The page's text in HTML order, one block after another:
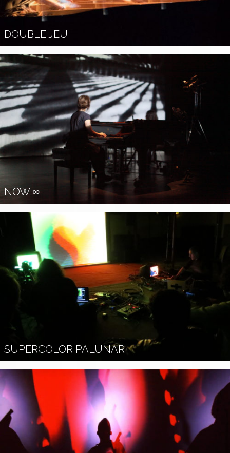
DOUBLE JEU
NOW ∞
SUPERCOLOR PALUNAR